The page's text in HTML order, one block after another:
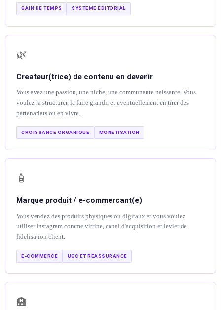
GAIN DE TEMPS SYSTEME EDITORIAL
🌿
Createur(trice) de contenu en devenir
Vous avez une passion, une niche, une communaute naissante. Vous
voulez la structurer, la faire grandir et eventuellement en tirer des
partenariats ou en vivre.
CROISSANCE ORGANIQUE MONETISATION
🧴
Marque produit / e-commercant(e)
Vous vendez des produits physiques ou digitaux et vous voulez
utiliser Instagram comme vitrine, canal d'acquisition et levier de
fidelisation client.
E-COMMERCE UGC ET REASSURANCE
🏨